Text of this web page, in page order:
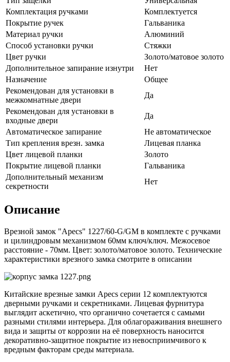
Комплектация ручками
Комплектуется
Покрытие ручек
Гальваника
Материал ручки
Алюминий
Способ установки ручки
Стяжки
Цвет ручки
Золото/матовое золото
Дополнительное запирание изнутри
Нет
Назначение
Общее
Рекомендован для установки в
межкомнатные двери
Да
Рекомендован для установки в
входные двери
Да
Автоматическое запирание
Не автоматическое
Тип крепления врезн. замка
Лицевая планка
Цвет лицевой планки
Золото
Покрытие лицевой планки
Гальваника
Дополнительный механизм
секретности
Нет
Описание
Врезной замок "Apecs" 1227/60-G/GM в комплекте с ручками
и цилиндровым механизмом 60мм ключ/ключ. Межосевое
расстояние - 70мм. Цвет: золото/матовое золото. Технические
характеристики врезного замка смотрите в описании
Китайские врезные замки Apecs серии 12 комплектуются
дверными ручками и секретниками. Лицевая фурнитура
выглядит аскетично, что органично сочетается с самыми
разными стилями интерьера. Для облагораживания внешнего
вида и защиты от коррозии на её поверхность наносится
декоративно-защитное покрытие из невосприимчивого к
вредным факторам среды материала.